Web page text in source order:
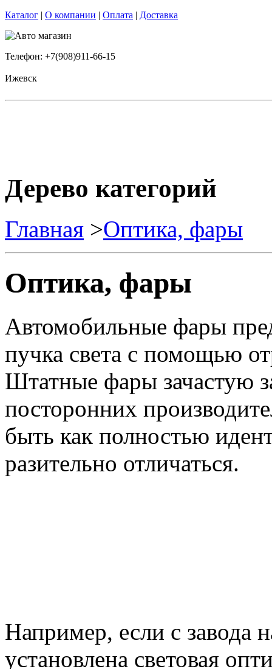
Каталог | О компании | Оплата | Доставка
Телефон: +7(908)911-66-15
Ижевск
Дерево категорий
Главная >Оптика, фары
Оптика, фары
Автомобильные фары
пучка света с помощью
Штатные фары зачастую
посторонних
быть как полностью
разительно
Например, если с завода
установлена световая